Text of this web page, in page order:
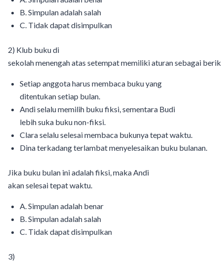
B. Simpulan adalah salah
C. Tidak dapat disimpulkan
2) Klub buku di
sekolah menengah atas setempat memiliki aturan sebagai
Setiap anggota harus membaca buku yang
ditentukan setiap bulan.
Andi selalu memilih buku fiksi, sementara Budi
lebih suka buku non-fiksi.
Clara selalu selesai membaca bukunya tepat waktu.
Dina terkadang terlambat menyelesaikan buku bulanan.
Jika buku bulan ini adalah fiksi, maka Andi
akan selesai tepat waktu.
A. Simpulan adalah benar
B. Simpulan adalah salah
C. Tidak dapat disimpulkan
3)